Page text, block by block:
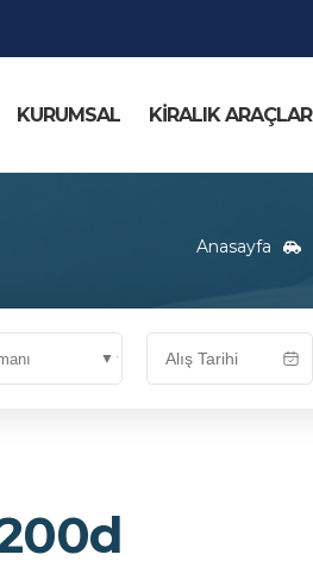
KURUMSAL KİRALIK ARAÇLAR
Anasayfa